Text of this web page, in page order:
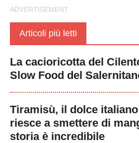
Articoli più letti
La cacioricotta del
Slow Food del
Tiramisù, il dolce
riesce a smettere di
storia è incredibile